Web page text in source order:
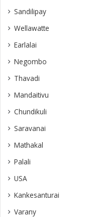
Sandilipay
Wellawatte
Earlalai
Negombo
Thavadi
Mandaitivu
Chundikuli
Saravanai
Mathakal
Palali
USA
Kankesanturai
Varany